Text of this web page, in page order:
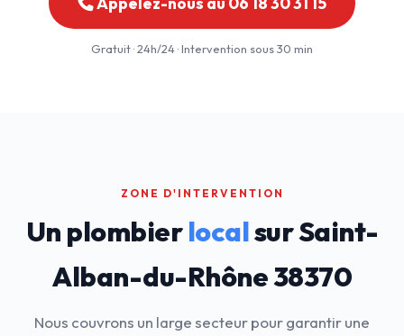
Gratuit · 24h/24 · Intervention sous 30 min
ZONE D'INTERVENTION
Un plombierlocalsur Saint-
Alban-du-Rhône 38370
Nous couvrons un large secteur pour garantir une